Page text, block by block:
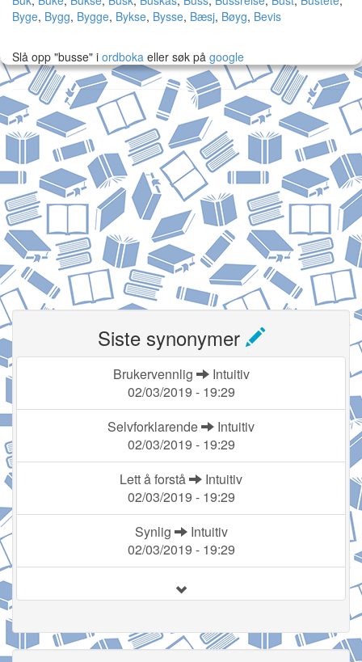
Byge, Bygg, Bygge, Bykse, Bysse, Bæsj, Bøyg, Bevis
Slå opp "busse" i ordboka eller søk på google
Siste synonymer
Brukervennlig
Intuitiv
02/03/2019 - 19:29
Selvforklarende
Intuitiv
02/03/2019 - 19:29
Lett å forstå
Intuitiv
02/03/2019 - 19:29
Synlig
Intuitiv
02/03/2019 - 19:29